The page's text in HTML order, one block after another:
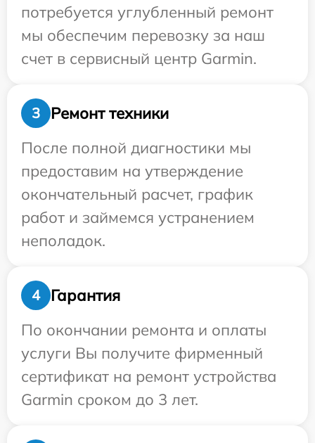
потребуется углубленный ремонт
мы обеспечим перевозку за наш
счет в сервисный центр Garmin.
3
Ремонт техники
После полной диагностики мы
предоставим на утверждение
окончательный расчет, график
работ и займемся устранением
неполадок.
4
Гарантия
По окончании ремонта и оплаты
услуги Вы получите фирменный
сертификат на ремонт устройства
Garmin сроком до 3 лет.